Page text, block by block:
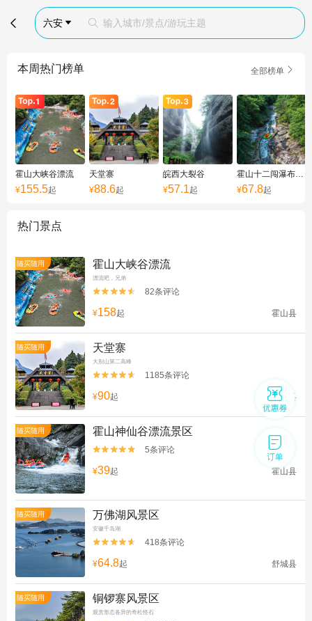
 六安   输入城市/景点/游玩主题
本周热门榜单 全部榜单 
霍山大峡谷漂流
¥155.5起
天堂寨
¥88.6起
皖西大裂谷
¥57.1起
霍山十二闯瀑布漂流
¥67.8起
热门景点
随买随用 霍山大峡谷漂流
漂流吧，兄弟

 82条评论
¥158起 霍山县
随买随用 天堂寨
大别山第二高峰

 1185条评论
¥90起 金寨县
随买随用 霍山神仙谷漂流景区

 5条评论
¥39起 霍山县
随买随用 万佛湖风景区
安徽千岛湖

 418条评论
¥64.8起 舒城县
随买随用 铜锣寨风景区
观赏形态各异的奇松怪石